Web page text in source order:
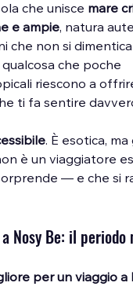
che unisce mare
e ampie, natura
che non si
che poche
riescono a
ti fa sentire
. È esotica,
è un viaggiatore
— e che si
a Nosy Be: il
per un viaggio a